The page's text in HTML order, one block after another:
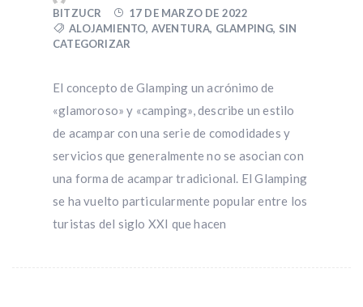
BITZUCR
17 DE MARZO DE 2022
ALOJAMIENTO, AVENTURA, GLAMPING, SIN
CATEGORIZAR
El concepto de Glamping un acrónimo de
«glamoroso» y «camping», describe un estilo
de acampar con una serie de comodidades y
servicios que generalmente no se asocian con
una forma de acampar tradicional. El Glamping
se ha vuelto particularmente popular entre los
turistas del siglo XXI que hacen